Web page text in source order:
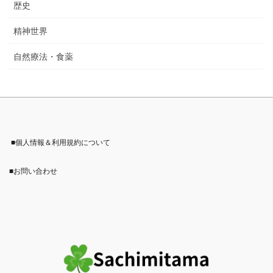
歴史
精神世界
自然療法・食薬
■個人情報＆利用規約について
■お問い合わせ